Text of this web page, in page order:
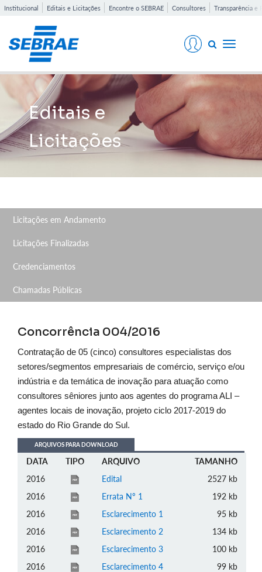
Institucional Editais e Licitações Encontre o SEBRAE Consultores Transparência e
Toggle
Editais e
Licitações
Licitações em Andamento
Licitações Finalizadas
Credenciamentos
Chamadas Públicas
Concorrência 004/2016
Contratação de 05 (cinco) consultores especialistas dos
setores/segmentos empresariais de comércio, serviço e/ou
indústria e da temática de inovação para atuação como
consultores sêniores junto aos agentes do programa ALI –
agentes locais de inovação, projeto ciclo 2017-2019 do
estado do Rio Grande do Sul.
ARQUIVOS PARA DOWNLOAD
DATA TIPO ARQUIVO
TAMANHO
2016
Edital
2527 kb
2016
Errata Nº 1
192 kb
2016
Esclarecimento 1
95 kb
2016
Esclarecimento 2
134 kb
2016
Esclarecimento 3
100 kb
2016
Esclarecimento 4
99 kb